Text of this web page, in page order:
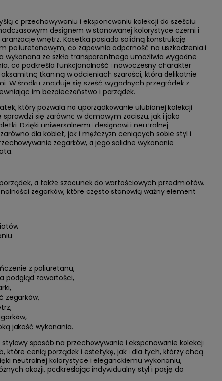
o przechowywaniu i eksponowaniu kolekcji do sześciu
designem w stonowanej kolorystyce czerni i
wnętrz. Kasetka posiada solidną konstrukcję
poliuretanowym, co zapewnia odporność na uszkodzenia i
wykonana ze szkła transparentnego umożliwia wygodne
co podkreśla funkcjonalność i nowoczesny charakter
tkaniną w odcieniach szarości, która delikatnie
W środku znajduje się sześć wygodnych przegródek z
im bezpieczeństwo i porządek.
który pozwala na uporządkowanie ulubionej kolekcji
się zarówno w domowym zaciszu, jak i jako
Dzięki uniwersalnemu designowi i neutralnej
dla kobiet, jak i mężczyzn ceniących sobie styl i
zegarków, a jego solidne wykonanie
a także szacunek do wartościowych przedmiotów.
zegarków, które często stanowią ważny element
z poliuretanu,
podgląd zawartości,
zegarków,
jakość wykonania.
sposób na przechowywanie i eksponowanie kolekcji
które cenią porządek i estetykę, jak i dla tych, którzy chcą
neutralnej kolorystyce i eleganckiemu wykonaniu,
okazji, podkreślając indywidualny styl i pasję do